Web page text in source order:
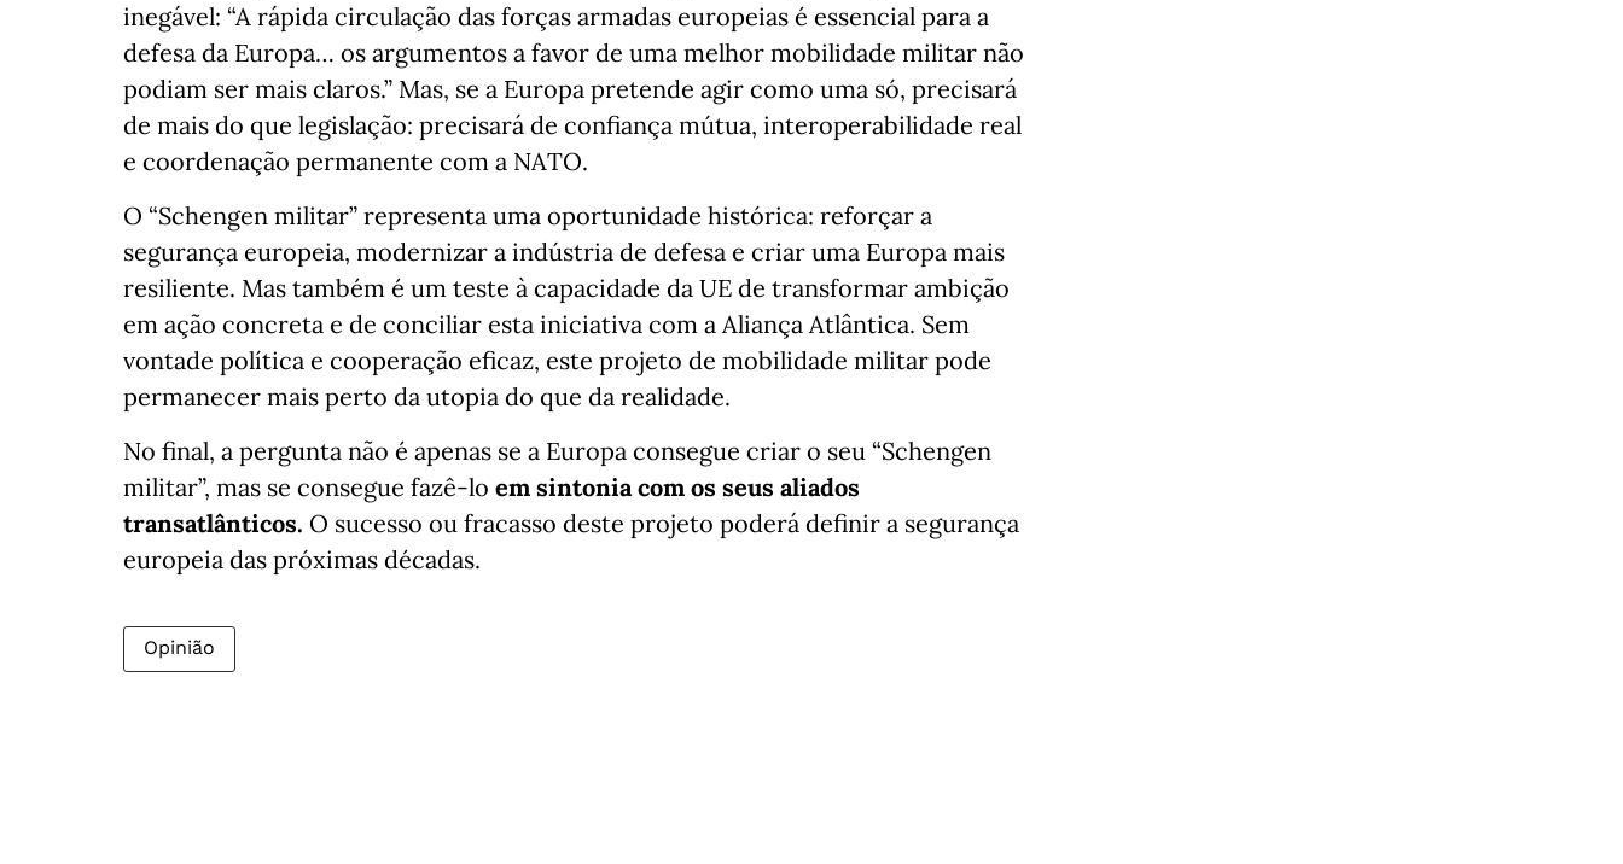
inegável: “A rápida circulação das forças armadas europeias é essencial para a
defesa da Europa… os argumentos a favor de uma melhor mobilidade militar não
podiam ser mais claros.” Mas, se a Europa pretende agir como uma só, precisará
de mais do que legislação: precisará de confiança mútua, interoperabilidade real
e coordenação permanente com a NATO.
O “Schengen militar” representa uma oportunidade histórica: reforçar a
segurança europeia, modernizar a indústria de defesa e criar uma Europa mais
resiliente. Mas também é um teste à capacidade da UE de transformar ambição
em ação concreta e de conciliar esta iniciativa com a Aliança Atlântica. Sem
vontade política e cooperação eficaz, este projeto de mobilidade militar pode
permanecer mais perto da utopia do que da realidade.
No final, a pergunta não é apenas se a Europa consegue criar o seu “Schengen
militar”, mas se consegue fazê-lo em sintonia com os seus aliados
transatlânticos. O sucesso ou fracasso deste projeto poderá definir a segurança
europeia das próximas décadas.
Opinião